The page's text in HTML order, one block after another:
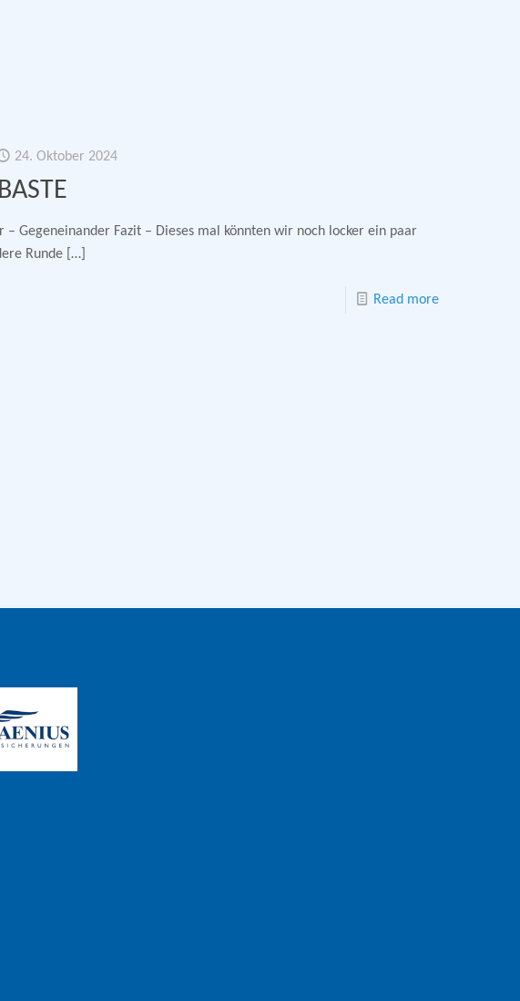
24. Oktober 2024
Gegeneinander Fazit – Dieses mal könnten wir noch locker ein paar
Runde[…]
Read more